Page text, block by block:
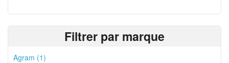
Filtrer par marque
Agram (1)